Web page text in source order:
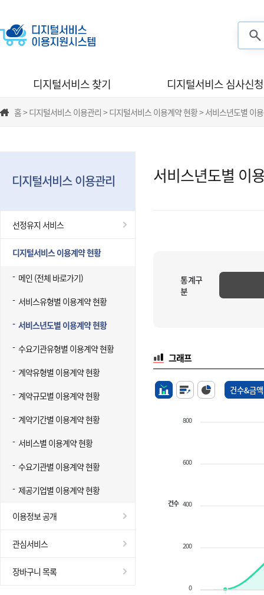
디지털서비스 찾기 디지털서비스 심사신청
홈 > 디지털서비스 이용관리 > 디지털서비스 이용계약 현황 > 서비스년도별 이
디지털서비스 이용관리
선정유지 서비스
디지털서비스 이용계약 현황
메인 (전체 바로가기)
서비스유형별 이용계약 현황
서비스년도별 이용계약 현황
수요기관유형별 이용계약 현황
계약유형별 이용계약 현황
계약규모별 이용계약 현황
계약기간별 이용계약 현황
서비스별 이용계약 현황
수요기관별 이용계약 현황
제공기업별 이용계약 현황
이용정보 공개
관심서비스
장바구니 목록
서비스년도별 이
통계구
분
그래프
건수&금액
800
600
400
200
0
건수